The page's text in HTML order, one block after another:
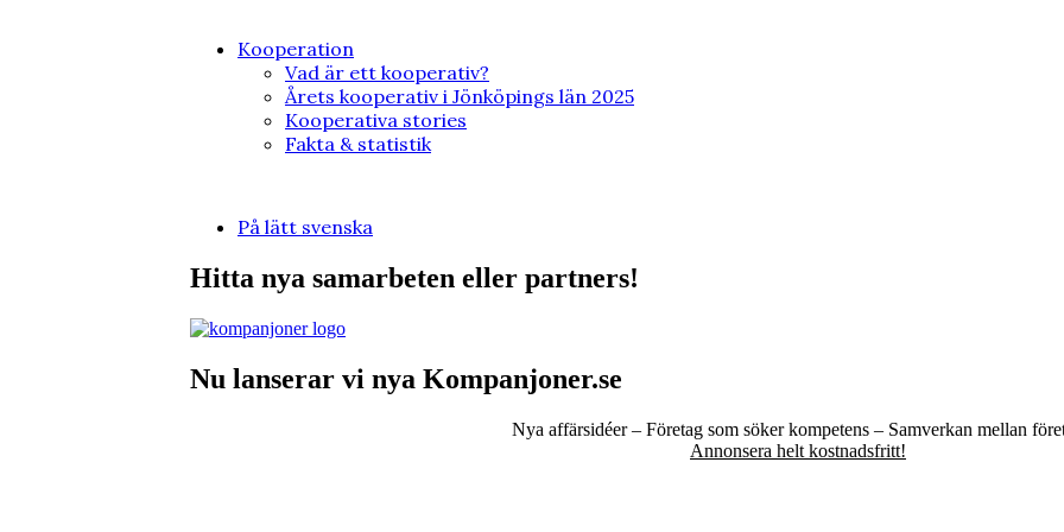
Kooperation
Vad är ett kooperativ?
Årets kooperativ i Jönköpings län 2025
Kooperativa stories
Fakta & statistik
På lätt svenska
Hitta nya samarbeten eller partners!
Nu lanserar vi nya Kompanjoner.se
Nya affärsidéer – Företag som söker kompetens – Samverkan mellan
Annonsera helt kostnadsfritt!